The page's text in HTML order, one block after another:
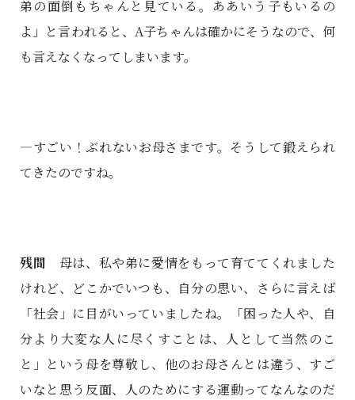
弟の面倒もちゃんと見ている。ああいう子もいるの
よ」と言われると、A子ちゃんは確かにそうなので、何
も言えなくなってしまいます。
―すごい！ぶれないお母さまです。そうして鍛えられ
てきたのですね。
残間 母は、私や弟に愛情をもって育ててくれました
けれど、どこかでいつも、自分の思い、さらに言えば
「社会」に目がいっていましたね。「困った人や、自
分より大変な人に尽くすことは、人として当然のこ
と」という母を尊敬し、他のお母さんとは違う、すご
いなと思う反面、人のためにする運動ってなんなのだ